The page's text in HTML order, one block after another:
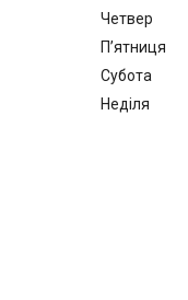
Четвер
Пʼятниця
Субота
Неділя